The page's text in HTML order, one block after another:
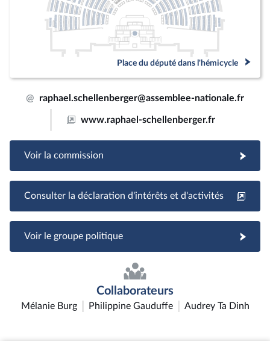
Place du député dans l'hémicycle
@ raphael.schellenberger@assemblee-nationale.fr
www.raphael-schellenberger.fr
Voir la commission
Consulter la déclaration d'intérêts et d'activités
Voir le groupe politique
Collaborateurs
Mélanie Burg Philippine Gauduffe Audrey Ta Dinh